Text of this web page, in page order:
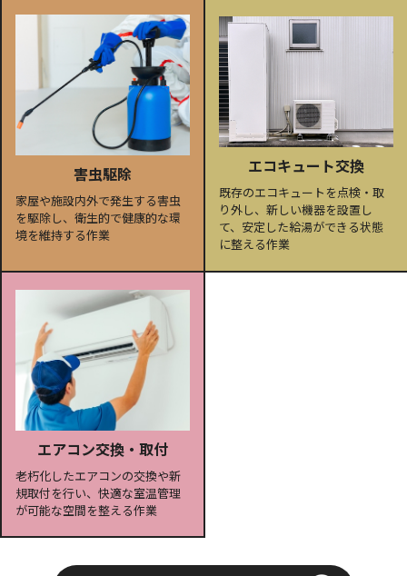
害虫駆除
家屋や施設内外で発生する害虫
を駆除し、衛生的で健康的な環
境を維持する作業
エコキュート交換
既存のエコキュートを点検・取
り外し、新しい機器を設置し
て、安定した給湯ができる状態
に整える作業
エアコン交換・取付
老朽化したエアコンの交換や新
規取付を行い、快適な室温管理
が可能な空間を整える作業